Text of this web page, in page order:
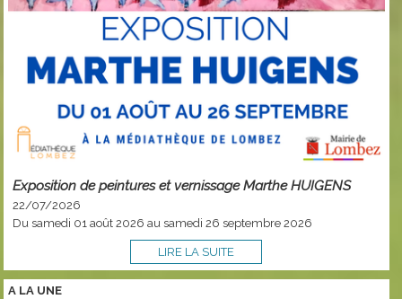
Exposition de peintures et vernissage Marthe HUIGENS
22/07/2026
Du samedi 01 août 2026 au samedi 26 septembre 2026
LIRE LA SUITE
A LA UNE